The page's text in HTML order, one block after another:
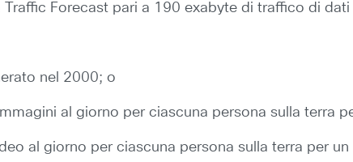
Forecast pari a 190 exabyte di traffico di
nel 2000; o
al giorno per ciascuna persona sulla terra
al giorno per ciascuna persona sulla terra per un